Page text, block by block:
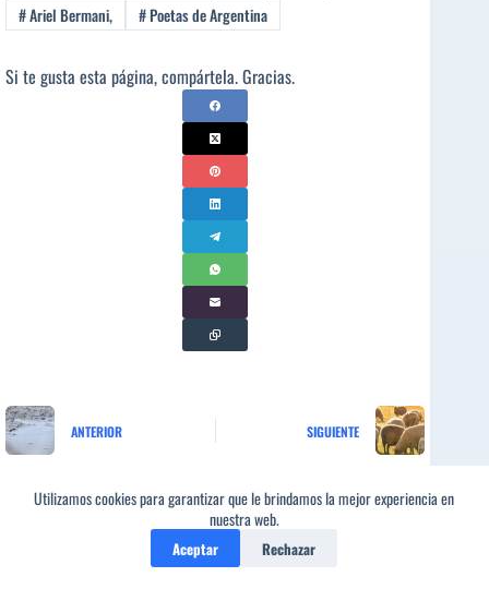
Utilizamos cookies para garantizar que le brindamos la mejor experiencia en
nuestra web.
Aceptar Rechazar
#Ariel Bermani, #Poetas de Argentina
Si te gusta esta página, compártela. Gracias.
ANTERIOR SIGUIENTE